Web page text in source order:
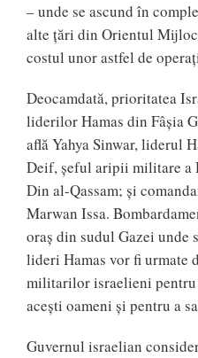
– unde se ascund în
alte țări din Orientul
costul unor astfel de
Deocamdată, prioritatea
liderilor Hamas din Fâșia
află Yahya Sinwar, liderul
Deif, șeful aripii militare a
Din al-Qassam; și
Marwan Issa.
oraș din sudul Gazei unde
lideri Hamas vor fi urmate
militarilor israelieni pentru
acești oameni și pentru a
Guvernul israelian